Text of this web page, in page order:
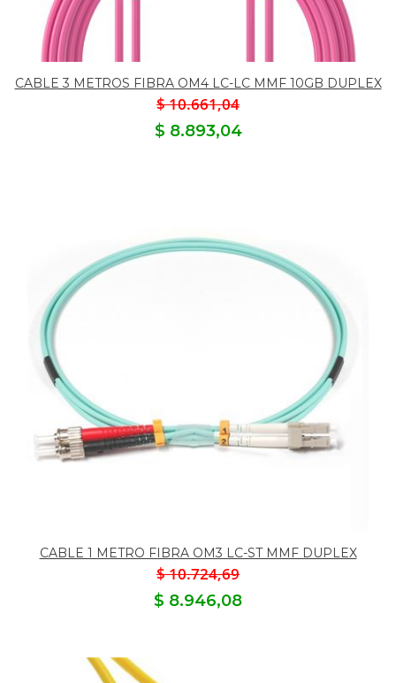
CABLE 3 METROS FIBRA OM4 LC-LC MMF 10GB DUPLEX
$ 10.661,04
$ 8.893,04
CABLE 1 METRO FIBRA OM3 LC-ST MMF DUPLEX
$ 10.724,69
$ 8.946,08